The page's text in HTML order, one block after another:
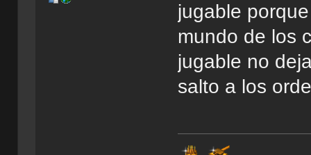
jugable
mundo de los
jugable no
salto a los